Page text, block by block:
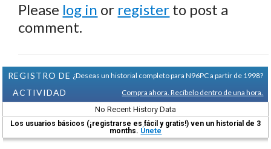
Please log in or register to post a
comment.
REGISTRO DE
ACTIVIDAD
¿Deseas un historial completo para N96PC a partir de 1998?
Compra ahora. Recíbelo dentro de una hora.
No Recent History Data
Los usuarios básicos (¡registrarse es fácil y gratis!) ven un historial de 3
months. Únete